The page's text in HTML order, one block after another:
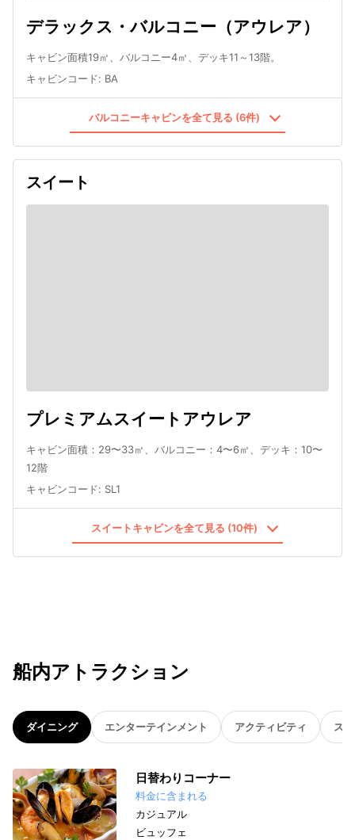
デラックス・バルコニー（アウレア）
キャビン面積19㎡、バルコニー4㎡、デッキ11～13階。
キャビンコード: BA
バルコニーキャビンを全て見る (6件)
スイート
プレミアムスイートアウレア
キャビン面積：29〜33㎡、バルコニー：4〜6㎡、デッキ：10〜
12階
キャビンコード: SL1
スイートキャビンを全て見る (10件)
船内アトラクション
ダイニング エンターテインメント アクティビティ ス
日替わりコーナー
料金に含まれる
カジュアル
ビュッフェ